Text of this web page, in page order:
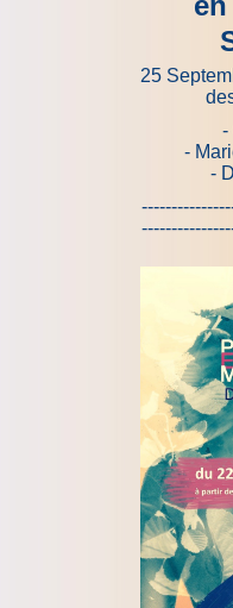
25
-
-
-